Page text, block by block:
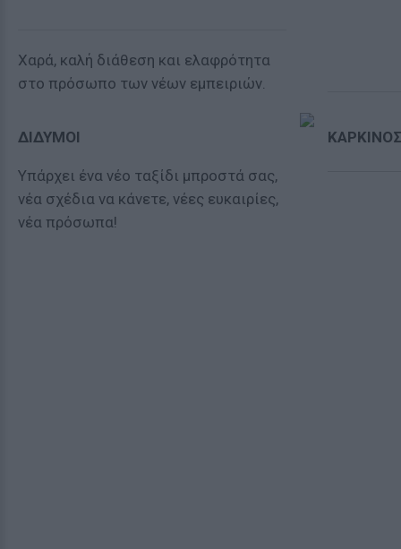
Χαρά, καλή διάθεση και ελαφρότητα
στο πρόσωπο των νέων εμπειριών.
ΔΙΔΥΜΟΙ
Υπάρχει ένα νέο ταξίδι μπροστά σας,
νέα σχέδια να κάνετε, νέες ευκαιρίες,
νέα πρόσωπα!